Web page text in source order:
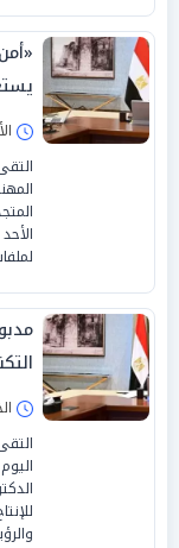
الأحد